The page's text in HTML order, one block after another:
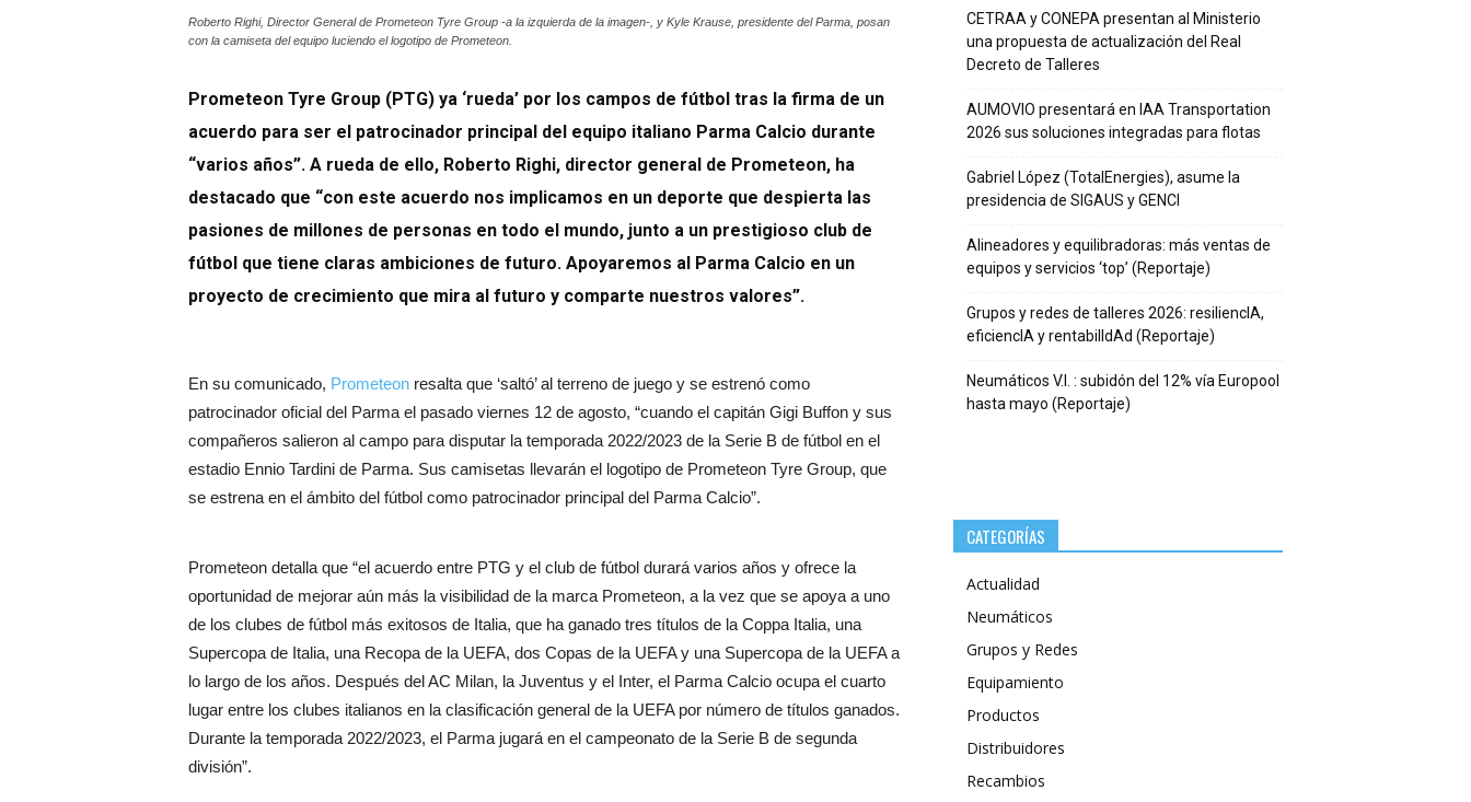
Roberto Righi, Director General de Prometeon Tyre Group -a la izquierda de la imagen-, y Kyle Krause, presidente del Parma, posan
con la camiseta del equipo luciendo el logotipo de Prometeon.
Prometeon Tyre Group (PTG) ya ‘rueda’ por los campos de fútbol tras la firma de un
acuerdo para ser el patrocinador principal del equipo italiano Parma Calcio durante
“varios años”. A rueda de ello, Roberto Righi, director general de Prometeon, ha
destacado que “con este acuerdo nos implicamos en un deporte que despierta las
pasiones de millones de personas en todo el mundo, junto a un prestigioso club de
fútbol que tiene claras ambiciones de futuro. Apoyaremos al Parma Calcio en un
proyecto de crecimiento que mira al futuro y comparte nuestros valores”.
En su comunicado, Prometeon resalta que ‘saltó’ al terreno de juego y se estrenó como
patrocinador oficial del Parma el pasado viernes 12 de agosto, “cuando el capitán Gigi Buffon y sus
compañeros salieron al campo para disputar la temporada 2022/2023 de la Serie B de fútbol en el
estadio Ennio Tardini de Parma. Sus camisetas llevarán el logotipo de Prometeon Tyre Group, que
se estrena en el ámbito del fútbol como patrocinador principal del Parma Calcio”.
Prometeon detalla que “el acuerdo entre PTG y el club de fútbol durará varios años y ofrece la
oportunidad de mejorar aún más la visibilidad de la marca Prometeon, a la vez que se apoya a uno
de los clubes de fútbol más exitosos de Italia, que ha ganado tres títulos de la Coppa Italia, una
Supercopa de Italia, una Recopa de la UEFA, dos Copas de la UEFA y una Supercopa de la UEFA a
lo largo de los años. Después del AC Milan, la Juventus y el Inter, el Parma Calcio ocupa el cuarto
lugar entre los clubes italianos en la clasificación general de la UEFA por número de títulos ganados.
Durante la temporada 2022/2023, el Parma jugará en el campeonato de la Serie B de segunda
división”.
CETRAA y CONEPA presentan al Ministerio
una propuesta de actualización del Real
Decreto de Talleres
AUMOVIO presentará en IAA Transportation
2026 sus soluciones integradas para flotas
Gabriel López (TotalEnergies), asume la
presidencia de SIGAUS y GENCI
Alineadores y equilibradoras: más ventas de
equipos y servicios ‘top’ (Reportaje)
Grupos y redes de talleres 2026: resiliencIA,
eficiencIA y rentabilIdAd (Reportaje)
Neumáticos V.I. : subidón del 12% vía Europool
hasta mayo (Reportaje)
CATEGORÍAS
Actualidad
Neumáticos
Grupos y Redes
Equipamiento
Productos
Distribuidores
Recambios